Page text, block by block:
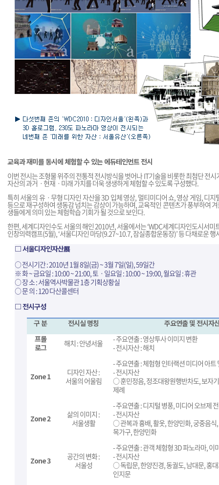
교육과 재미를 동시에 체험할 수 있는 에듀테인먼트 전시
이번 전시는 조형물 위주의 전통적 전시방식을 벗어나 IT기술을 비롯한 최첨단 전
자산의 과거ㆍ현재ㆍ미래 가치를 더욱 생생하게 체험할 수 있도록 구성했다.
특히 서울의 유ㆍ무형 디자인 자산을 3D 입체 영상, 멀티미디어 쇼, 영상 게임, 디
등으로 재구성하여 생동감 넘치는 감상이 가능하며, 교육적인 콘텐츠가 풍부하여
생들에게 의미 있는 체험학습 기회가 될 것으로 보인다.
한편, 세계디자인수도 서울의 해인 2010년, 서울에서는 ‘WDC세계디자인도시서미
인창의력캠프(5월), ‘서울디자인 마당(9.27~10.7, 잠실종합운동장)’ 등 다채로운 행
□ 서울디자인자산展
○ 전시기간 : 2010년 1월 8일(금) ~ 3월 7일(일), 59일간
※ 화 ~ 금요일 : 10:00 ~ 21:00, 토ㆍ일요일 : 10:00 ~ 19:00, 월요일 : 휴관
○ 장 소 : 서울역사박물관 1층 기획상황실
○ 문 의 : 120 다산콜센터
□ 전시구성
구 분
전시실 명칭
주요연출 및 전시자
프롤
로그
해치 : 안녕서울 - 주요연출 : 영상투사이미지 변환
- 전시자산 : 해치
Zone 1
디자인 자산 :
서울의 어울림
- 주요연출 : 체험형 인터랙션 미디어 아트
- 전시자산
○ 훈민정음, 정조대왕원행반차도, 보자
제례
Zone 2
삶의 이미지 :
서울생활
- 주요연출 : 디지털 병풍, 미디어 오브제
- 전시자산
○ 관복과 흉배, 활옷, 한양민화, 궁중음식
목가구, 한양민화
Zone 3
공간의 변화 :
서울성
- 주요연출 : 관객 체험형 3D 파노라마, 이
- 전시자산
○ 독립문, 한양진경, 동궐도, 남대문, 홍
인지문